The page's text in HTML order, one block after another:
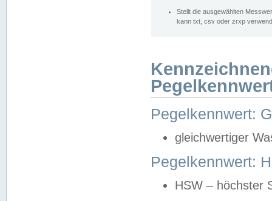
Stellt die ausgewählten
kann txt, csv oder zrxp
Pegelkennwert:
gleichwertiger
Pegelkennwert:
HSW – höchster